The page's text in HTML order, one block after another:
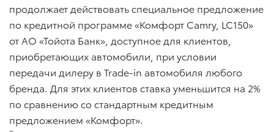
продолжает действовать специальное предложение
по кредитной программе «Комфорт Camry, LC150»
от АО «Тойота Банк», доступное для клиентов,
приобретающих автомобили, при условии
передачи дилеру в Trade-in автомобиля любого
бренда. Для этих клиентов ставка уменьшится на 2%
по сравнению со стандартным кредитным
предложением «Комфорт».